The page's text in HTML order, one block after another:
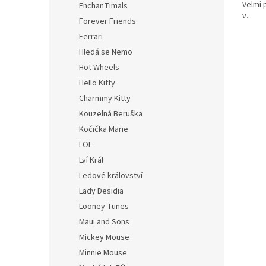
EnchanTimals
Forever Friends
Ferrari
Hledá se Nemo
Hot Wheels
Hello Kitty
Charmmy Kitty
Kouzelná Beruška
Kočička Marie
LOL
Lví Král
Ledové království
Lady Desidia
Looney Tunes
Maui and Sons
Mickey Mouse
Minnie Mouse
Velmi
v...